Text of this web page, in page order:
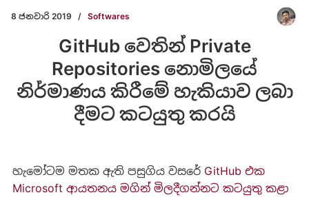
8 ජනවාරි 2019 / Softwares
GitHub වෙතින් Private
Repositories නොමිලයේ
නිර්මාණය කිරීමේ හැකියාව ලබා
දීමට කටයුතු කරයි
හැමෝටම මතක ඇති පසුගිය වසරේ GitHub එක
Microsoft ආයතනය මගින් මිලදීගන්නට කටයුතු කළා